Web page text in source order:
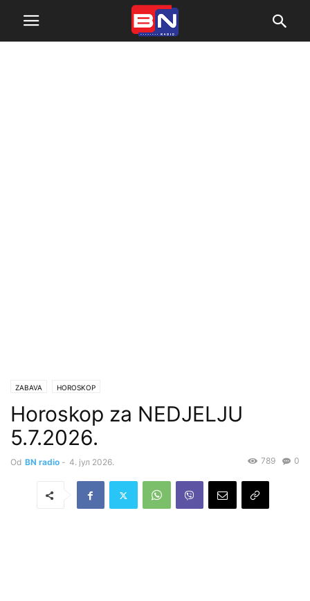
ZABAVA HOROSKOP
Horoskop za NEDJELJU
5.7.2026.
Od BN radio - 4. јул 2026. 0
789